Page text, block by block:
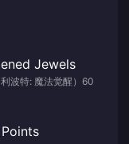
Jewels
波特: 魔法觉醒）60